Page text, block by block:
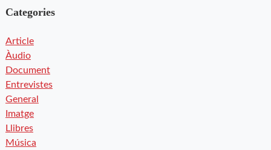
Categories
Article
Àudio
Document
Entrevistes
General
Imatge
Llibres
Música